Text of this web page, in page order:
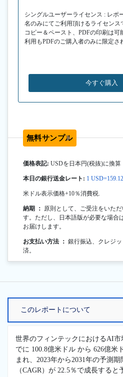
シングルユーザーライセンス : レポ
名のみにてご利用頂けるライセン
コピー＆ペースト、PDFの印刷は
利用もPDFのご購入者のみに限定さ
今すぐ購入
無料サンプル
価格表記: USDを日本円(税抜)に換算
本日の銀行送金レート: 1
米ドル表示価格+10％消費税.
納期 ： 原則として、ご受注をいた
す。ただし、日本語版が必要な場合
お届けします。
お支払い方法 ： 銀行振込、クレジ
済。
世界のフィンテックにおけるAI市
でに 100.8億米ドル から 626億米
まれ、2023年から2031年の予測
（CAGR）が 22.5％で成長すると